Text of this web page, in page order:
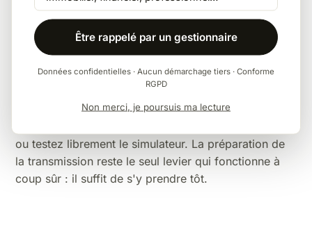
Léguer en pleine propriété, en démembrement ou via
une charge : la rédaction du testament influe
directement sur l'assiette taxable. Un point à
Pour la vision d'ensemble — barèmes complets,
abattements par lien de parenté, exonérations —
ou testez librement le simulateur. La préparation de
la transmission reste le seul levier qui fonctionne à
coup sûr : il suffit de s'y prendre tôt.
Être rappelé par un gestionnaire
Données confidentielles · Aucun démarchage tiers · Conforme
RGPD
Non merci, je poursuis ma lecture